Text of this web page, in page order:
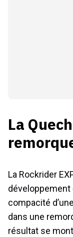
La
La Rockrider
développement
compacité
dans une
résultat se